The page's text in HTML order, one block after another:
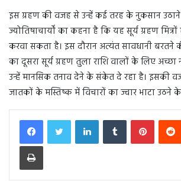
इस ग्रहण की वजह से उन्हें कई तरह के नुकसान
ज्योतिषाचार्यों का कहना है कि यह सूर्य ग्रहण
करवा सकता है। इस दौरान अत्यंत सावधानी
का दूसरा सूर्य ग्रहण तुला राशि वालों के लिए अच्छा
उन्हें मानसिक तनाव देने के संकेत दे रहा है। इसकी
जातकों के मस्तिष्क में विचारों का ज्वार भाटा उठने
LinkedInTumblr
Print